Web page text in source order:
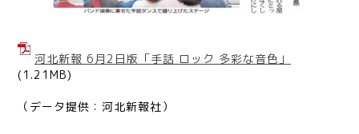
河北新報 6月2日版「手話 ロック 多彩な音色」
(1.21MB)
（データ提供：河北新報社）